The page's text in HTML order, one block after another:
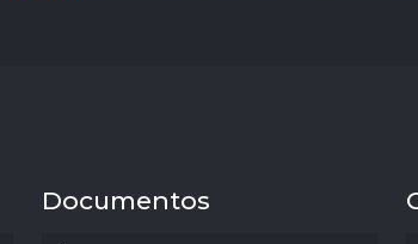
Documentos